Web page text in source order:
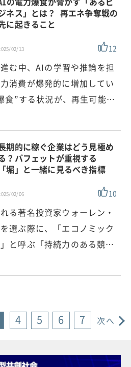
ネス」とは？ 再エネ争奪戦の
に起きること
02/13 12
む中、AIの学習や推論を担
消費が爆発的に増加してい
食”する状況が、再生可能…
期的に稼ぐ企業はどう見極め
？バフェットが重視する
「堀」と一緒に見るべき指標
02/06 10
る著名投資家ウォーレン・
選ぶ際に、「エコノミック
と呼ぶ「持続力のある競…
4 5 6 7 次へ